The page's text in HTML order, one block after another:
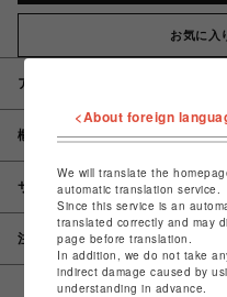
お気に入
アイテム説明 / 素材
概要
サイズ
注意事項
<About foreign
We will translate the
automatic translation service.
Since this service is an
translated correctly and may
page before translation.
In addition, we do not take
indirect damage caused by
understanding in advance.